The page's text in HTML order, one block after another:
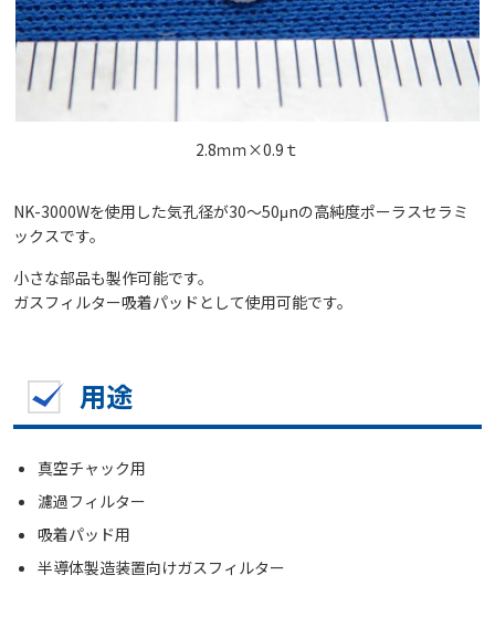
2.8ｍｍ×0.9ｔ
NK-3000Wを使用した気孔径が30～50μnの高純度ポーラスセラミ
ックスです。
小さな部品も製作可能です。
ガスフィルター吸着パッドとして使用可能です。
用途
真空チャック用
濾過フィルター
吸着パッド用
半導体製造装置向けガスフィルター